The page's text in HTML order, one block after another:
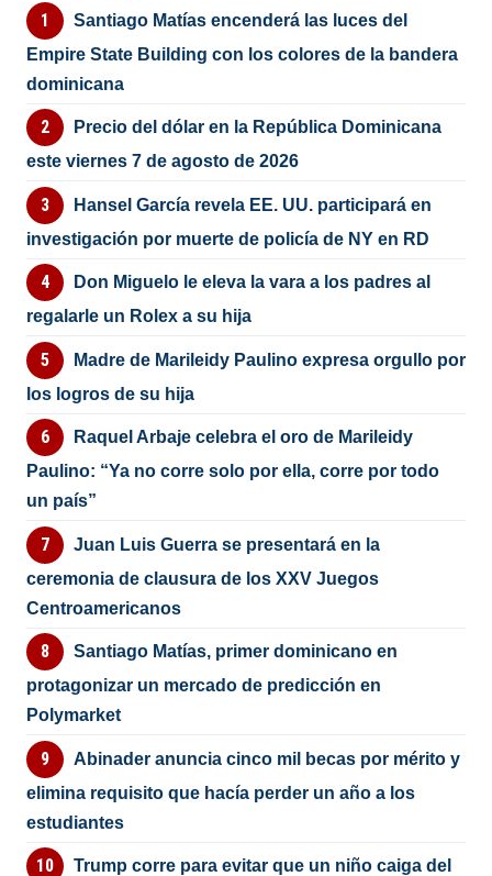
Santiago Matías encenderá las luces del
Empire State Building con los colores de la bandera
dominicana
Precio del dólar en la República Dominicana
este viernes 7 de agosto de 2026
Hansel García revela EE. UU. participará en
investigación por muerte de policía de NY en RD
Don Miguelo le eleva la vara a los padres al
regalarle un Rolex a su hija
Madre de Marileidy Paulino expresa orgullo por
los logros de su hija
Raquel Arbaje celebra el oro de Marileidy
Paulino: “Ya no corre solo por ella, corre por todo
un país”
Juan Luis Guerra se presentará en la
ceremonia de clausura de los XXV Juegos
Centroamericanos
Santiago Matías, primer dominicano en
protagonizar un mercado de predicción en
Polymarket
Abinader anuncia cinco mil becas por mérito y
elimina requisito que hacía perder un año a los
estudiantes
Trump corre para evitar que un niño caiga del